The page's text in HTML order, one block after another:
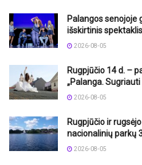
Palangos
išskirtinis
2026-08-05
Rugpjūčio 14 d. –
„Palanga.
2026-08-05
Rugpjūčio ir
nacionalinių parkų
2026-08-05